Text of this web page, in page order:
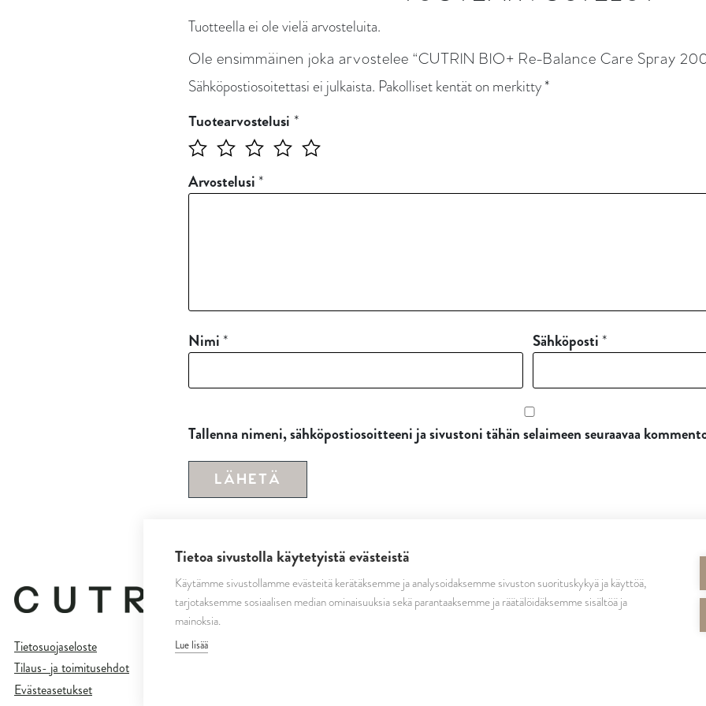
Tuotteella ei ole vielä arvosteluita.
Ole ensimmäinen joka arvostelee “CUTRIN BIO+ Re-Balance Care Spray
Sähköpostiosoitettasi ei julkaista. Pakolliset kentät on merkitty*
Tuotearvostelusi *
Arvostelusi *
Nimi * Sähköposti *
Tallenna nimeni, sähköpostiosoitteeni ja sivustoni tähän selaimeen seuraavaa
Tietosuojaseloste
Tilaus- ja toimitusehdot
Evästeasetukset
SEURAA MEITÄ
Tietoa sivustolla käytetyistä evästeistä
Käytämme sivustollamme evästeitä kerätäksemme ja analysoidaksemme sivuston suorituskykyä ja käyttöä,
tarjotaksemme sosiaalisen median ominaisuuksia sekä parantaaksemme ja räätälöidäksemme sisältöä ja
mainoksia.
Lue lisää